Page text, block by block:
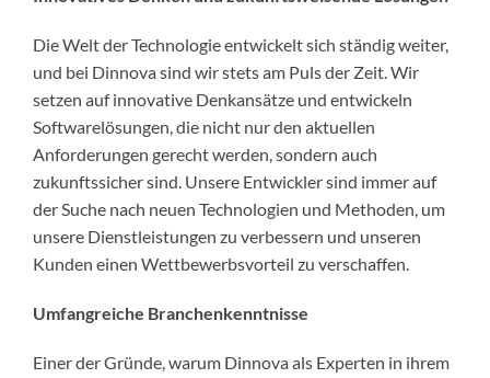
Die Welt der Technologie entwickelt sich ständig weiter,
und bei Dinnova sind wir stets am Puls der Zeit. Wir
setzen auf innovative Denkansätze und entwickeln
Softwarelösungen, die nicht nur den aktuellen
Anforderungen gerecht werden, sondern auch
zukunftssicher sind. Unsere Entwickler sind immer auf
der Suche nach neuen Technologien und Methoden, um
unsere Dienstleistungen zu verbessern und unseren
Kunden einen Wettbewerbsvorteil zu verschaffen.
Umfangreiche Branchenkenntnisse
Einer der Gründe, warum Dinnova als Experten in ihrem